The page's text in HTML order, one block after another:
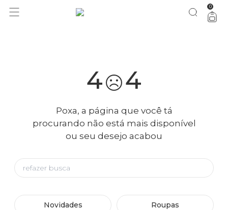
você merece 30% OFF pra comemorar com a gente aproveita! 0
4 4
Poxa, a página que você tá
procurando não está mais disponível
ou seu desejo acabou
Novidades Roupas